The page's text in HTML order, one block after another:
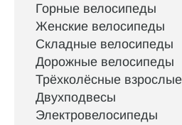
Горные велосипеды
Женские велосипеды
Складные велосипеды
Дорожные велосипеды
Трёхколёсные
Двухподвесы
Электровелосипеды